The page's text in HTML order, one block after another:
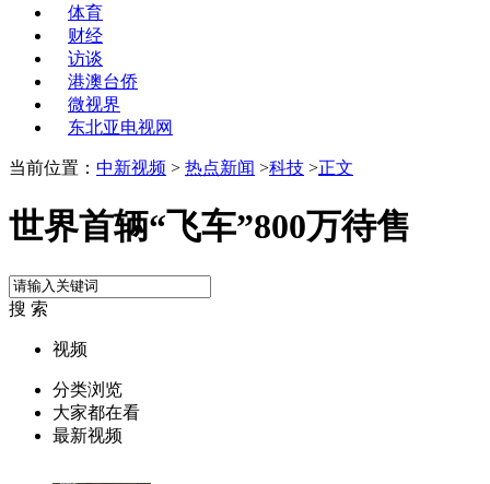
体育
财经
访谈
港澳台侨
微视界
东北亚电视网
当前位置： 中新视频 > 热点新闻 >科技 >正文
世界首辆“飞车”800万待售
搜 索
视频
分类浏览
大家都在看
最新视频